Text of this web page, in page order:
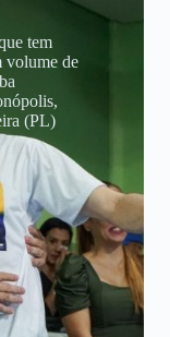
tem
volume de
(PL)